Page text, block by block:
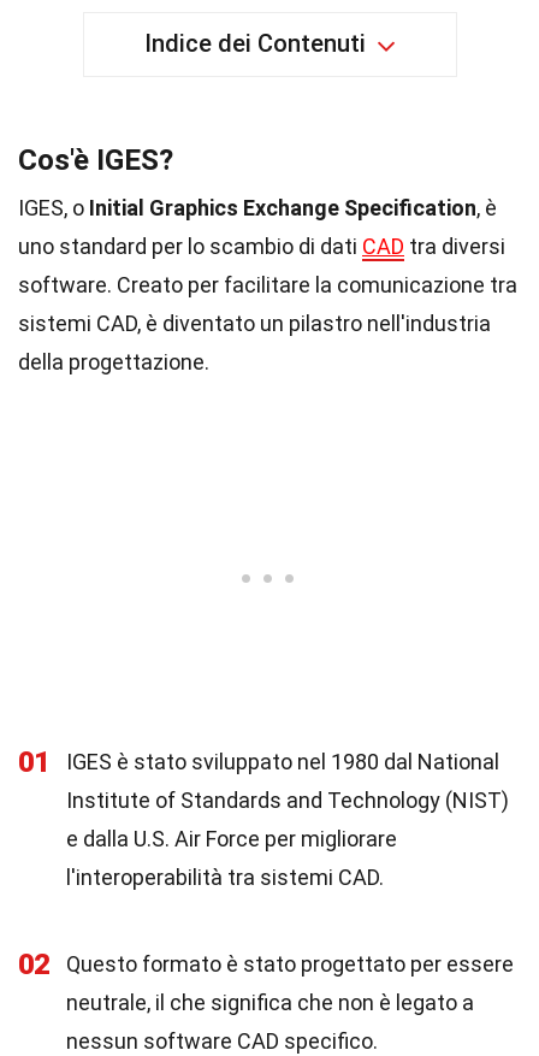
Indice dei Contenuti
Cos'è IGES?
IGES, o Initial Graphics Exchange Specification, è
uno standard per lo scambio di dati CAD tra diversi
software. Creato per facilitare la comunicazione tra
sistemi CAD, è diventato un pilastro nell'industria
della progettazione.
01
IGES è stato sviluppato nel 1980 dal National
Institute of Standards and Technology (NIST)
e dalla U.S. Air Force per migliorare
l'interoperabilità tra sistemi CAD.
02
Questo formato è stato progettato per essere
neutrale, il che significa che non è legato a
nessun software CAD specifico.